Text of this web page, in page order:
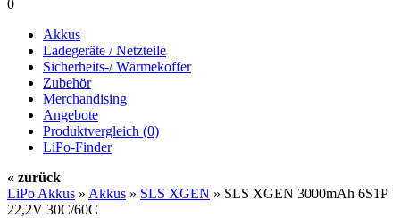
0
Akkus
Ladegeräte / Netzteile
Sicherheits-/ Wärmekoffer
Zubehör
Merchandising
Angebote
Produktvergleich (0)
LiPo-Finder
« zurück
LiPo Akkus » Akkus » SLS XGEN » SLS XGEN 3000mAh 6S1P
22,2V 30C/60C